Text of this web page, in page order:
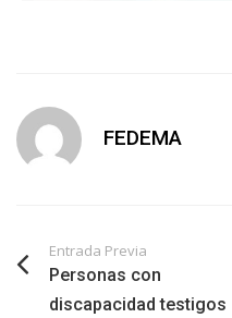
FEDEMA
Entrada Previa
Personas con
discapacidad testigos